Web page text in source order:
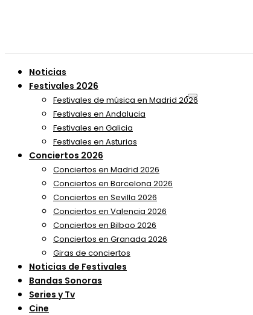
Noticias
Festivales 2026
Festivales de música en Madrid 2026
Festivales en Andalucia
Festivales en Galicia
Festivales en Asturias
Conciertos 2026
Conciertos en Madrid 2026
Conciertos en Barcelona 2026
Conciertos en Sevilla 2026
Conciertos en Valencia 2026
Conciertos en Bilbao 2026
Conciertos en Granada 2026
Giras de conciertos
Noticias de Festivales
Bandas Sonoras
Series y Tv
Cine